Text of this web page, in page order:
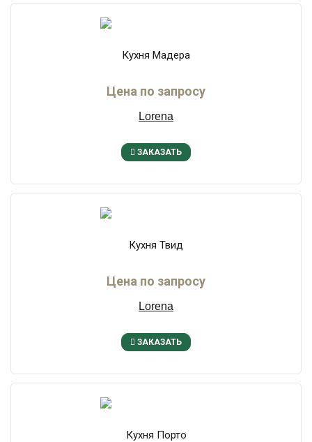
Кухня Мадера
Цена по запросу
Lorena
ЗАКАЗАТЬ
Кухня Твид
Цена по запросу
Lorena
ЗАКАЗАТЬ
Кухня Порто